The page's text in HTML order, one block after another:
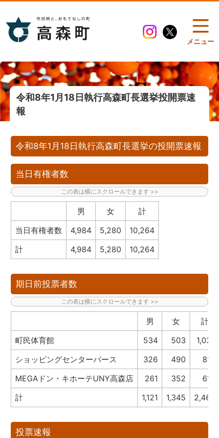
メニュー
令和8年1月18日執行高森町長選挙投開票速
報
令和8年1月18日執行高森町長選挙の投開票速報
当日有権者数
男 女
計
当日有権者数
4,984 5,280
10,264
計
4,984 5,280 10,264
期日前投票者数
男 女
計
町民体育館
534 503
1,037
ショッピングセンターパース
326 490
816
MEGAドン・キホーテUNY高森店
261 352
613
計
1,121 1,345 2,466
投票速報